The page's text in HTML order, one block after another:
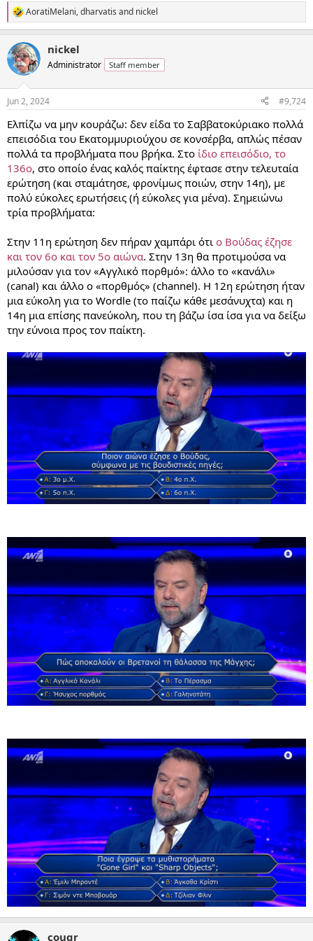
R
e
c
t
i
s
AoratiMelani,dharvatis and nickel
nickel
Administrator Staff member
Jun 2, 2024 #9,724
Ελπίζω να μην κουράζω: δεν είδα το Σαββατοκύριακο πολλά
επεισόδια του Εκατομμυριούχου σε κονσέρβα, απλώς πέσαν
πολλά τα προβλήματα που βρήκα. Στο ίδιο επεισόδιο, το
136ο, στο οποίο ένας καλός παίκτης έφτασε στην τελευταία
ερώτηση (και σταμάτησε, φρονίμως ποιών, στην 14η), με
πολύ εύκολες ερωτήσεις (ή εύκολες για μένα). Σημειώνω
τρία προβλήματα:
Στην 11η ερώτηση δεν πήραν χαμπάρι ότι ο Βούδας έζησε
και τον 6ο και τον 5ο αιώνα. Στην 13η θα προτιμούσα να
μιλούσαν για τον «Αγγλικό πορθμό»: άλλο το «κανάλι»
(canal) και άλλο ο «πορθμός» (channel). Η 12η ερώτηση ήταν
μια εύκολη για το Wordle (το παίζω κάθε μεσάνυχτα) και η
14η μια επίσης πανεύκολη, που τη βάζω ίσα ίσα για να δείξω
την εύνοια προς τον παίκτη.
cougr